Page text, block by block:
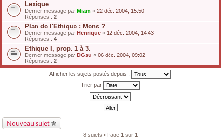
Lexique
Dernier message par Miam « 22 déc. 2004, 15:50
Réponses : 2
Plan de l'Ethique : Mens ?
Dernier message par Henrique « 12 déc. 2004, 14:43
Réponses : 4
Ethique I, prop. 1 à 3.
Dernier message par DGsu « 06 déc. 2004, 09:02
Réponses : 2
Afficher les sujets postés depuis :
Trier par
Nouveau sujet
8 sujets • Page 1 sur 1